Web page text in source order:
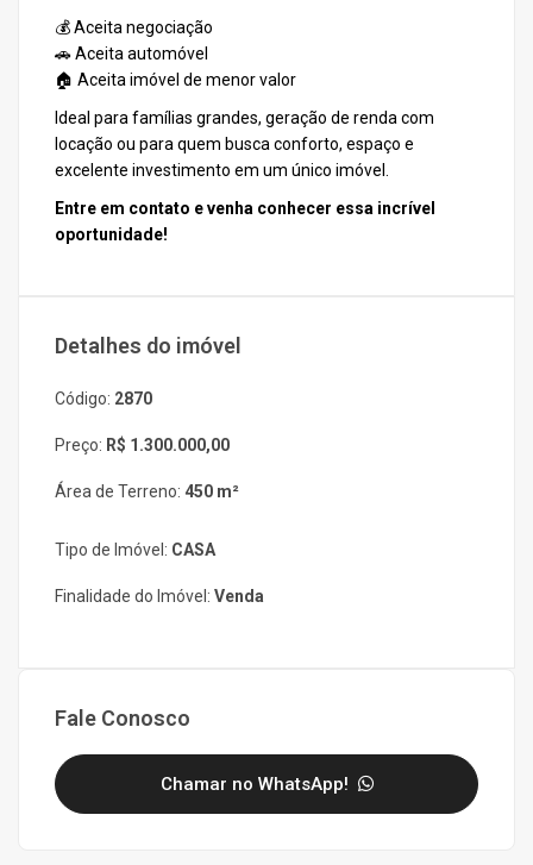
💰 Aceita negociação
🚗 Aceita automóvel
🏠 Aceita imóvel de menor valor
Ideal para famílias grandes, geração de renda com
locação ou para quem busca conforto, espaço e
excelente investimento em um único imóvel.
Entre em contato e venha conhecer essa incrível
oportunidade!
Detalhes do imóvel
Código: 2870
Preço: R$ 1.300.000,00
Área de Terreno: 450 m²
Tipo de Imóvel: CASA
Finalidade do Imóvel: Venda
Fale Conosco
Chamar no WhatsApp!